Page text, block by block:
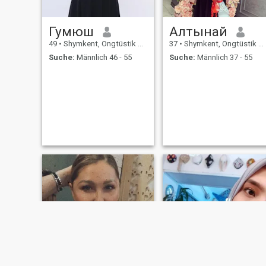
Гумюш
49 • Shymkent, Ongtüstik Qazaqstan, Kasachstan
Suche: Männlich 46 - 55
Алтынай
37 • Shymkent, Ongtüstik Qazaqstan, Kasachstan
Suche: Männlich 37 - 55